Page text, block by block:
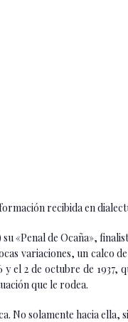
recibida en
«Penal de Ocaña»,
variaciones, un calco
2 de octubre de 1937,
que le rodea.
solamente hacia ella,